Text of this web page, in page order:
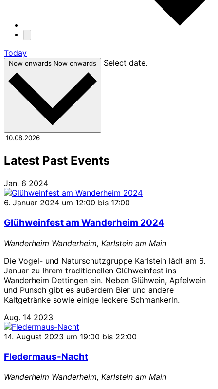
Today
Now onwards Now onwards Select date.
Latest Past Events
Jan. 6 2024
6. Januar 2024 um 12:00 bis 17:00
Glühweinfest am Wanderheim 2024
Wanderheim Wanderheim, Karlstein am Main
Die Vogel- und Naturschutzgruppe Karlstein lädt am 6.
Januar zu Ihrem traditionellen Glühweinfest ins
Wanderheim Dettingen ein. Neben Glühwein, Apfelwein
und Punsch gibt es außerdem Bier und andere
Kaltgetränke sowie einige leckere Schmankerln.
Aug. 14 2023
14. August 2023 um 19:00 bis 22:00
Fledermaus-Nacht
Wanderheim Wanderheim, Karlstein am Main